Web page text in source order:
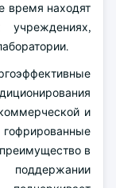
время находят
учреждениях,
и
в